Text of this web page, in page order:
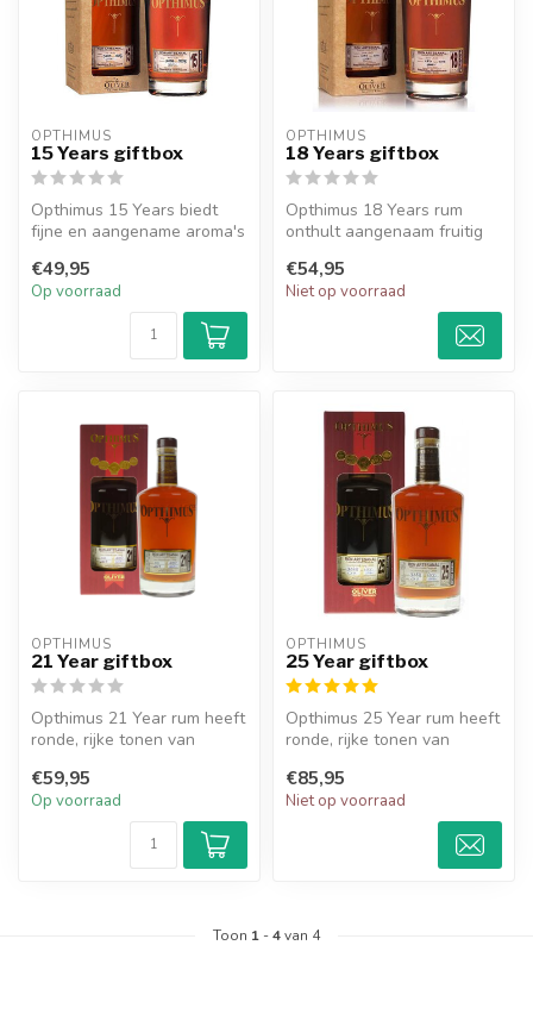
OPTHIMUS
15 Years giftbox
Opthimus 15 Years biedt
fijne en aangename aroma's
ho...
€49,95
Op voorraad
OPTHIMUS
18 Years giftbox
Opthimus 18 Years rum
onthult aangenaam fruitig
aroma's van ...
€54,95
Niet op voorraad
OPTHIMUS
21 Year giftbox
Opthimus 21 Year rum heeft
ronde, rijke tonen van
van...
€59,95
Op voorraad
OPTHIMUS
25 Year giftbox
Opthimus 25 Year rum heeft
ronde, rijke tonen van
van...
€85,95
Niet op voorraad
Toon 1 -4van 4